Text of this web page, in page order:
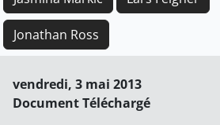
Jonathan Ross
vendredi, 3 mai 2013
Document Téléchargé